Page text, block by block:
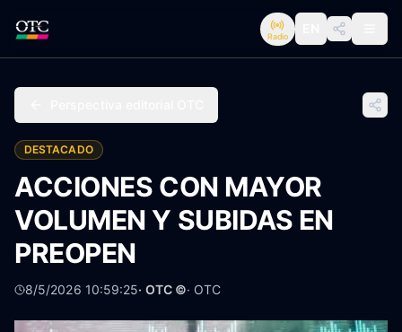
Radio
DESTACADO
ACCIONES CON MAYOR
VOLUMEN Y SUBIDAS EN
PREOPEN
8/5/2026 10:59:25· OTC ©· OTC